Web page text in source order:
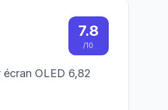
7.8
/10
OLED 6,82